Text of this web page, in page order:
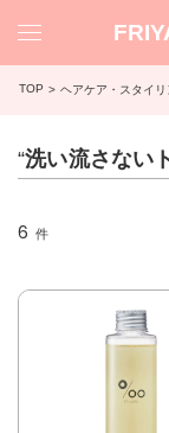
TOP ヘアケア・スタイリ
“洗い流さない
6 件